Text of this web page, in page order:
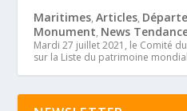
Maritimes,Articles,
Monument, News
Mardi 27 juillet 2021, le Comité
sur la Liste du patrimoine mondial